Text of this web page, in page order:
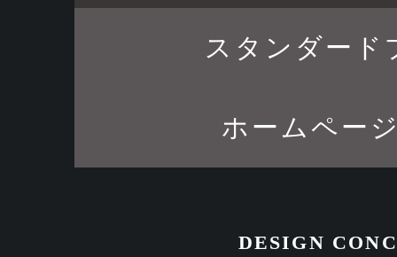
スタンダード
ホームペー
DESIGN